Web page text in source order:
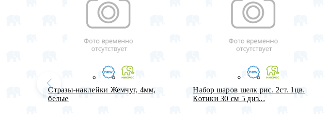
Стразы-наклейки Жемчуг, 4мм,
белые
Набор шаров шелк рис. 2ст. 1цв.
Котики 30 см 5 диз...